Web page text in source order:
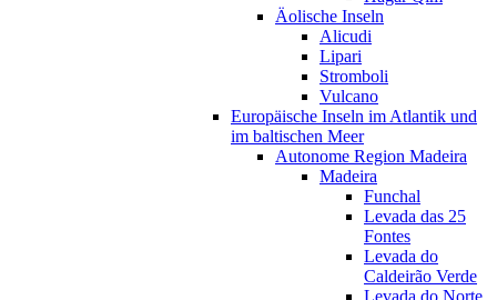
Äolische Inseln
Alicudi
Lipari
Stromboli
Vulcano
Europäische Inseln im Atlantik und
im baltischen Meer
Autonome Region Madeira
Madeira
Funchal
Levada das 25
Fontes
Levada do
Caldeirão Verde
Levada do Norte